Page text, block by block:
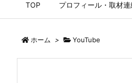
TOP プロフィール・取材連
ホーム > YouTube